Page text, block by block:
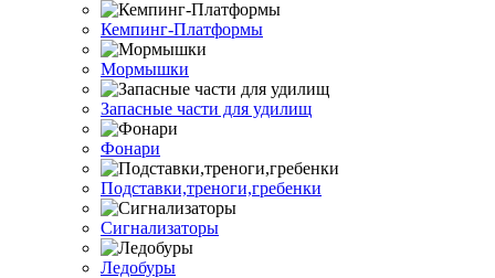
Кемпинг-Платформы
Мормышки
Запасные части для удилищ
Фонари
Подставки,треноги,гребенки
Сигнализаторы
Ледобуры